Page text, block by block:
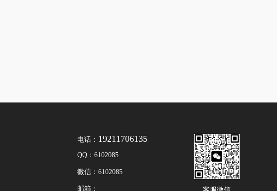
电话： 19211706135
QQ：6102085
微信：6102085
邮箱：